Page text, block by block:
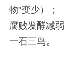
物"变少）；
腐败发酵减弱
一石三鸟。